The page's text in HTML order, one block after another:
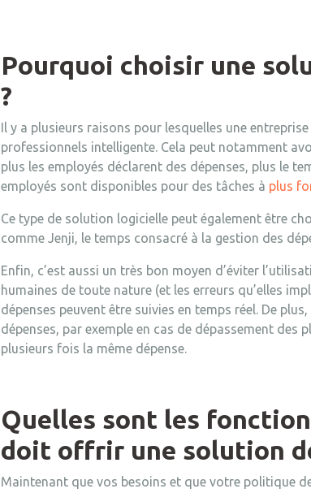
Pourquoi choisir une
?
Il y a plusieurs raisons pour lesquelles une
professionnels intelligente. Cela peut notamment
plus les employés déclarent des dépenses, plus le
employés sont disponibles pour des tâches à plus
Ce type de solution logicielle peut également être
comme Jenji, le temps consacré à la gestion des
Enfin, c’est aussi un très bon moyen d’éviter
humaines de toute nature (et les erreurs qu’elles
dépenses peuvent être suivies en temps réel. De
dépenses, par exemple en cas de dépassement
plusieurs fois la même dépense.
Quelles sont les
doit offrir une solution
Maintenant que vos besoins et que votre politique